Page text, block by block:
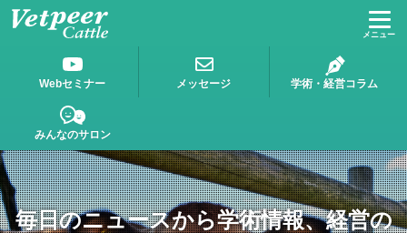
Vetpeer獣医師みんなで作る、情報交換コミュニティ
Webセミナー メッセージ 学術・経営コラム
みんなのサロン
毎日のニュースから学術情報、経営の